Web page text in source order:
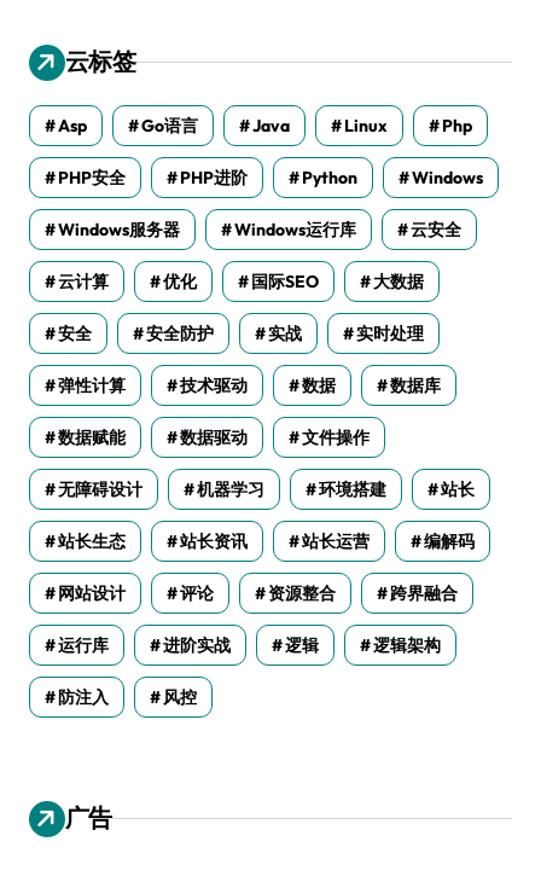
云标签
Asp Go语言 Java Linux Php
PHP安全 PHP进阶 Python Windows
Windows服务器 Windows运行库 云安全
云计算 优化 国际SEO 大数据
安全 安全防护 实战 实时处理
弹性计算 技术驱动 数据 数据库
数据赋能 数据驱动 文件操作
无障碍设计 机器学习 环境搭建 站长
站长生态 站长资讯 站长运营 编解码
网站设计 评论 资源整合 跨界融合
运行库 进阶实战 逻辑 逻辑架构
防注入 风控
广告